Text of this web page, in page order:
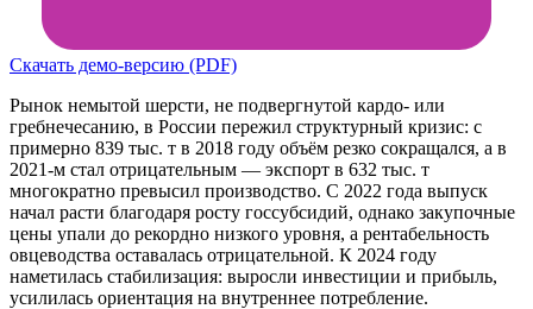
Скачать демо-версию (PDF)
Рынок немытой шерсти, не подвергнутой кардо- или
гребнечесанию, в России пережил структурный кризис: с
примерно 839 тыс. т в 2018 году объём резко сокращался, а в
2021-м стал отрицательным — экспорт в 632 тыс. т
многократно превысил производство. С 2022 года выпуск
начал расти благодаря росту госсубсидий, однако закупочные
цены упали до рекордно низкого уровня, а рентабельность
овцеводства оставалась отрицательной. К 2024 году
наметилась стабилизация: выросли инвестиции и прибыль,
усилилась ориентация на внутреннее потребление.